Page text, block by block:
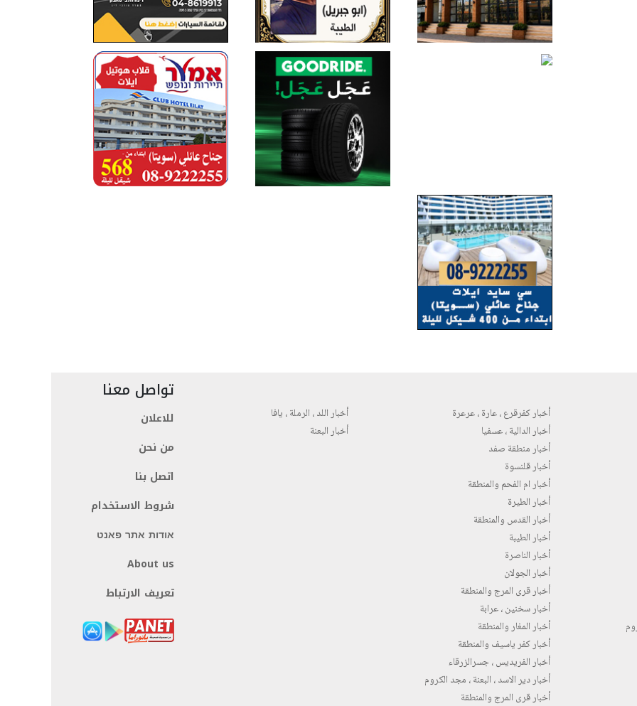
أخبار كفرقرع ، عارة ، عرعرة
أخبار الدالية ، عسفيا
أخبار منطقة صفد
أخبار قلنسوة
أخبار ام الفحم والمنطقة
أخبار الطيرة
أخبار القدس والمنطقة
أخبار الطيبة
أخبار الناصرة
أخبار الجولان
أخبار قرى المرج والمنطقة
أخبار سخنين ، عرابة
أخبار المغار والمنطقة
أخبار كفر ياسيف والمنطقة
أخبار الفريديس ، جسرالزرقاء
أخبار دير الاسد ، البعنة ، مجد الكروم
أخبار قرى المرج والمنطقة
أخبار اللد ، الرملة ، يافا
أخبار البعنة
تواصل معنا
للاعلان
من نحن
اتصل بنا
شروط الاستخدام
אודות אתר פאנט
About us
تعريف الارتباط